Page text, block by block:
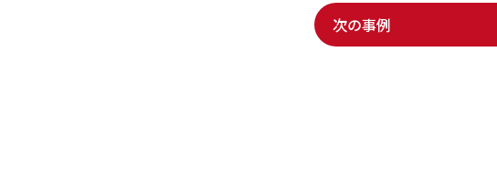
次の事例